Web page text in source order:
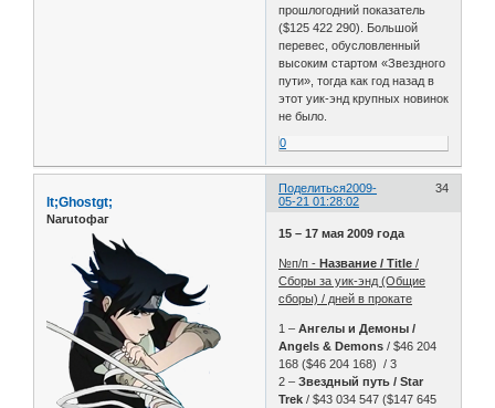
прошлогодний показатель
($125 422 290). Большой
перевес, обусловленный
высоким стартом «Звездного
пути», тогда как год назад в
этот уик-энд крупных новинок
не было.
0
Поделиться 34
2009-
05-21 01:28:02
lt;Ghostgt;
Narutoфаг
15 – 17 мая 2009 года
№п/п -Название / Title /
Сборы за уик-энд (Общие
сборы) / дней в прокате
1 –Ангелы и Демоны /
Angels & Demons/ $46 204
168 ($46 204 168) / 3
2 –Звездный путь / Star
Trek/ $43 034 547 ($147 645